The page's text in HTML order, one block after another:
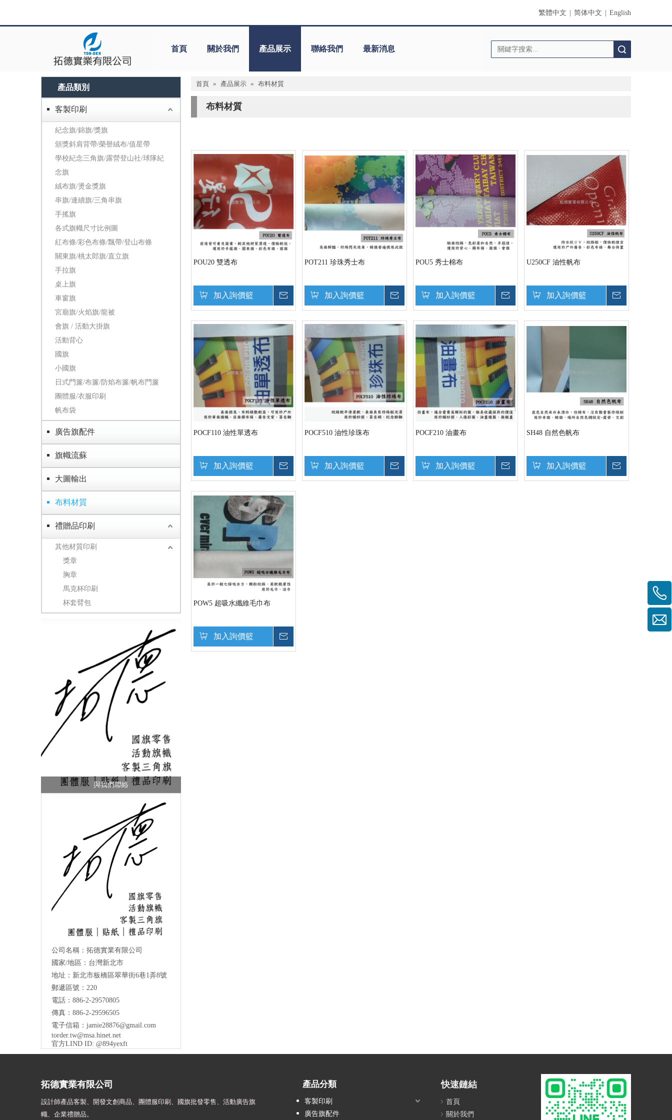
繁體中文 简体中文 English
首頁 關於我們 產品展示 聯絡我們 最新消息
產品類別
客製印刷
紀念旗/錦旗/獎旗
頒獎斜肩背帶/榮譽絨布/值星帶
學校紀念三角旗/露營登山社/球隊紀
念旗
絨布旗/燙金獎旗
串旗/連續旗/三角串旗
手搖旗
各式旗幟尺寸比例圖
紅布條/彩色布條/飄帶/登山布條
關東旗/桃太郎旗/直立旗
手拉旗
桌上旗
車窗旗
宮廟旗/火焰旗/龍被
會旗 / 活動大掛旗
活動背心
國旗
小國旗
日式門簾/布簾/防焰布簾/帆布門簾
團體服/衣服印刷
帆布袋
廣告旗配件
旗幟流蘇
大圖輸出
布料材質
禮贈品印刷
其他材質印刷
獎章
胸章
馬克杯印刷
杯套臂包
與我們聯絡
公司名稱：拓德實業有限公司
國家/地區：台灣新北市
地址：新北市板橋區翠華街6巷1弄8號
郵遞區號：220
電話：886-2-29570805
傳真：886-2-29596505
電子信箱： jamie28876@gmail.com
torder.tw@msa.hinet.net
官方LIND ID: @894yexft
首頁 » 產品展示 » 布料材質
布料材質
POU20 雙透布
加入詢價籃
POT211 珍珠秀士布
加入詢價籃
POU5 秀士棉布
加入詢價籃
U250CF 油性帆布
加入詢價籃
POCF110 油性單透布
加入詢價籃
POCF510 油性珍珠布
加入詢價籃
POCF210 油畫布
加入詢價籃
SH48 自然色帆布
加入詢價籃
POW5 超吸水纖維毛巾布
加入詢價籃
拓德實業有限公司
設計師產品客製、開發文創商品、團體服印刷、
國旗批發零售、活動廣告旗
幟、 企業禮贈品。
產品分類
客製印刷
廣告旗配件
快速鏈結
首頁
關於我們